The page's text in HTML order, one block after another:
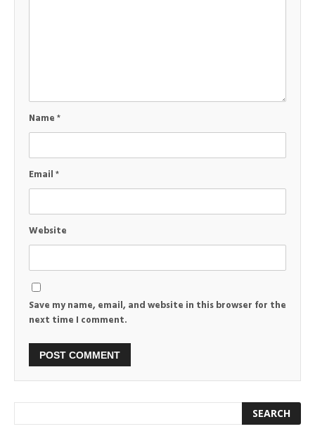
Name*
Email*
Website
Save my name, email, and website in this browser for the
next time I comment.